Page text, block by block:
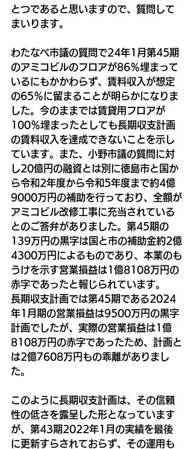
とつであると思いますので、質問して
まいります。
わたなべ市議の質問で24年1月第45期
のアミコビルのフロアが86％埋まって
いるにもかかわらず、賃料収入が想定
の65％に留まることが明らかになりま
した。今のままでは賃貸用フロアが
100％埋まったとしても長期収支計画
の賃料収入を達成できないことを示し
ています。また、小野市議の質問に対
し20億円の融資とは別に徳島市と国か
ら令和2年度から令和5年度まで約4億
9000万円の補助を行っており、全額が
アミコビル改修工事に充当されている
とのご答弁がありました。第45期の
139万円の黒字は国と市の補助金約2億
4300万円によるものであり、本業のも
うけを示す営業損益は1億8108万円の
赤字であったと報じられています。
長期収支計画では第45期である2024
年1月期の営業損益は9500万円の黒字
計画でしたが、実際の営業損益は1億
8108万円の赤字であったため、計画と
は2億7608万円もの乖離がありまし
た。
このように長期収支計画は、その信頼
性の低さを露呈した形となっています
が、第43期2022年1月の実績を最後
に更新すらされておらず、その運用も